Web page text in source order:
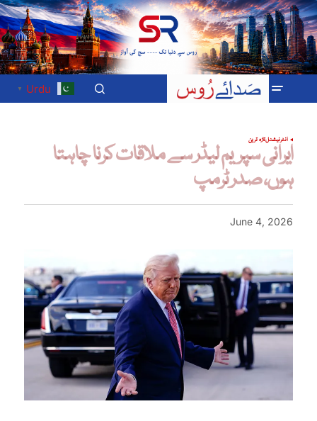
Urdu
▼
انٹرنیشنلتازہ ترین
ایرانی سپریم لیڈر سے ملاقات کرنا چاہتا
ہوں، صدر ٹرمپ
June 4, 2026